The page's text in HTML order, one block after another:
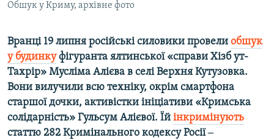
Усі сайти RFE/RL
Обшук у Криму, архівне фото
Вранці 19 липня російські силовики провели обшук
у будинкуфігуранта ялтинської «справи Хізб ут-
Тахрір» Мусліма Алієва в селі Верхня Кутузовка.
Вони вилучили всю техніку, окрім смартфона
старшої дочки, активістки ініціативи «Кримська
солідарність» Гульсум Алієвої. Їй інкримінують
статтю 282 Кримінального кодексу Росії ‒